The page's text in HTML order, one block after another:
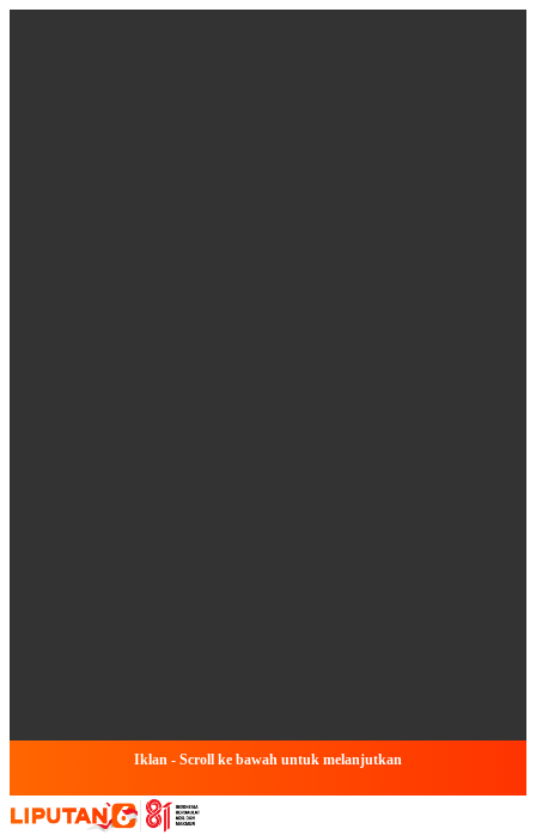
Iklan - Scroll ke bawah untuk melanjutkan